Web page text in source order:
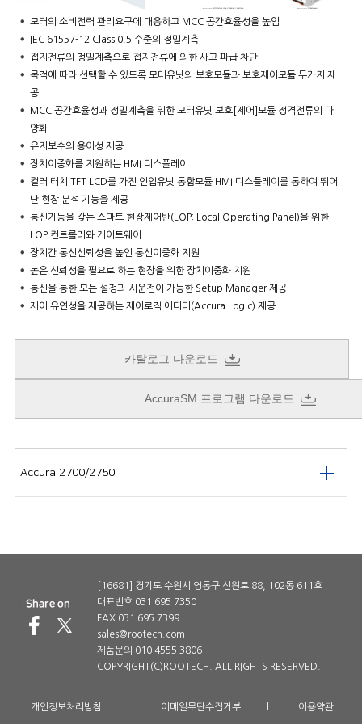
모터의 소비전력 관리요구에 대응하고 MCC 공간효율성을 높임
IEC 61557-12 Class 0.5 수준의 정밀계측
접지전류의 정밀계측으로 접지전류에 의한 사고 파급 차단
목적에 따라 선택할 수 있도록 모터유닛의 보호모듈과 보호제어모듈 두가지 제
공
MCC 공간효율성과 정밀계측을 위한 모터유닛 보호[제어]모듈 정격전류의 다
양화
유지보수의 용이성 제공
장치이중화를 지원하는 HMI 디스플레이
컬러 터치 TFT LCD를 가진 인입유닛 통합모듈 HMI 디스플레이를 통하여 뛰어
난 현장 분석 기능을 제공
통신기능을 갖는 스마트 현장제어반(LOP: Local Operating Panel)을 위한
LOP 컨트롤러와 게이트웨이
장치간 통신신뢰성을 높인 통신이중화 지원
높은 신뢰성을 필요로 하는 현장을 위한 장치이중화 지원
통신을 통한 모든 설정과 시운전이 가능한 Setup Manager 제공
제어 유연성을 제공하는 제어로직 에디터(Accura Logic) 제공
카탈로그 다운로드
AccuraSM 프로그램 다운로드
Accura 2700/2750
[16681] 경기도 수원시 영통구 신원로 88, 102동 611호
대표번호 031 695 7350
FAX 031 695 7399
sales@rootech.com
제품문의 010 4555 3806
COPYRIGHT(C)ROOTECH. ALL RIGHTS RESERVED.
개인정보처리방침 이메일무단수집거부 이용약관